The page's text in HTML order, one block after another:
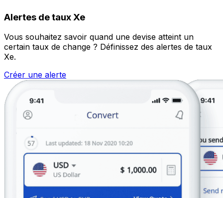
Alertes de taux Xe
Vous souhaitez savoir quand une devise atteint un
certain taux de change ? Définissez des alertes de taux
Xe.
Créer une alerte